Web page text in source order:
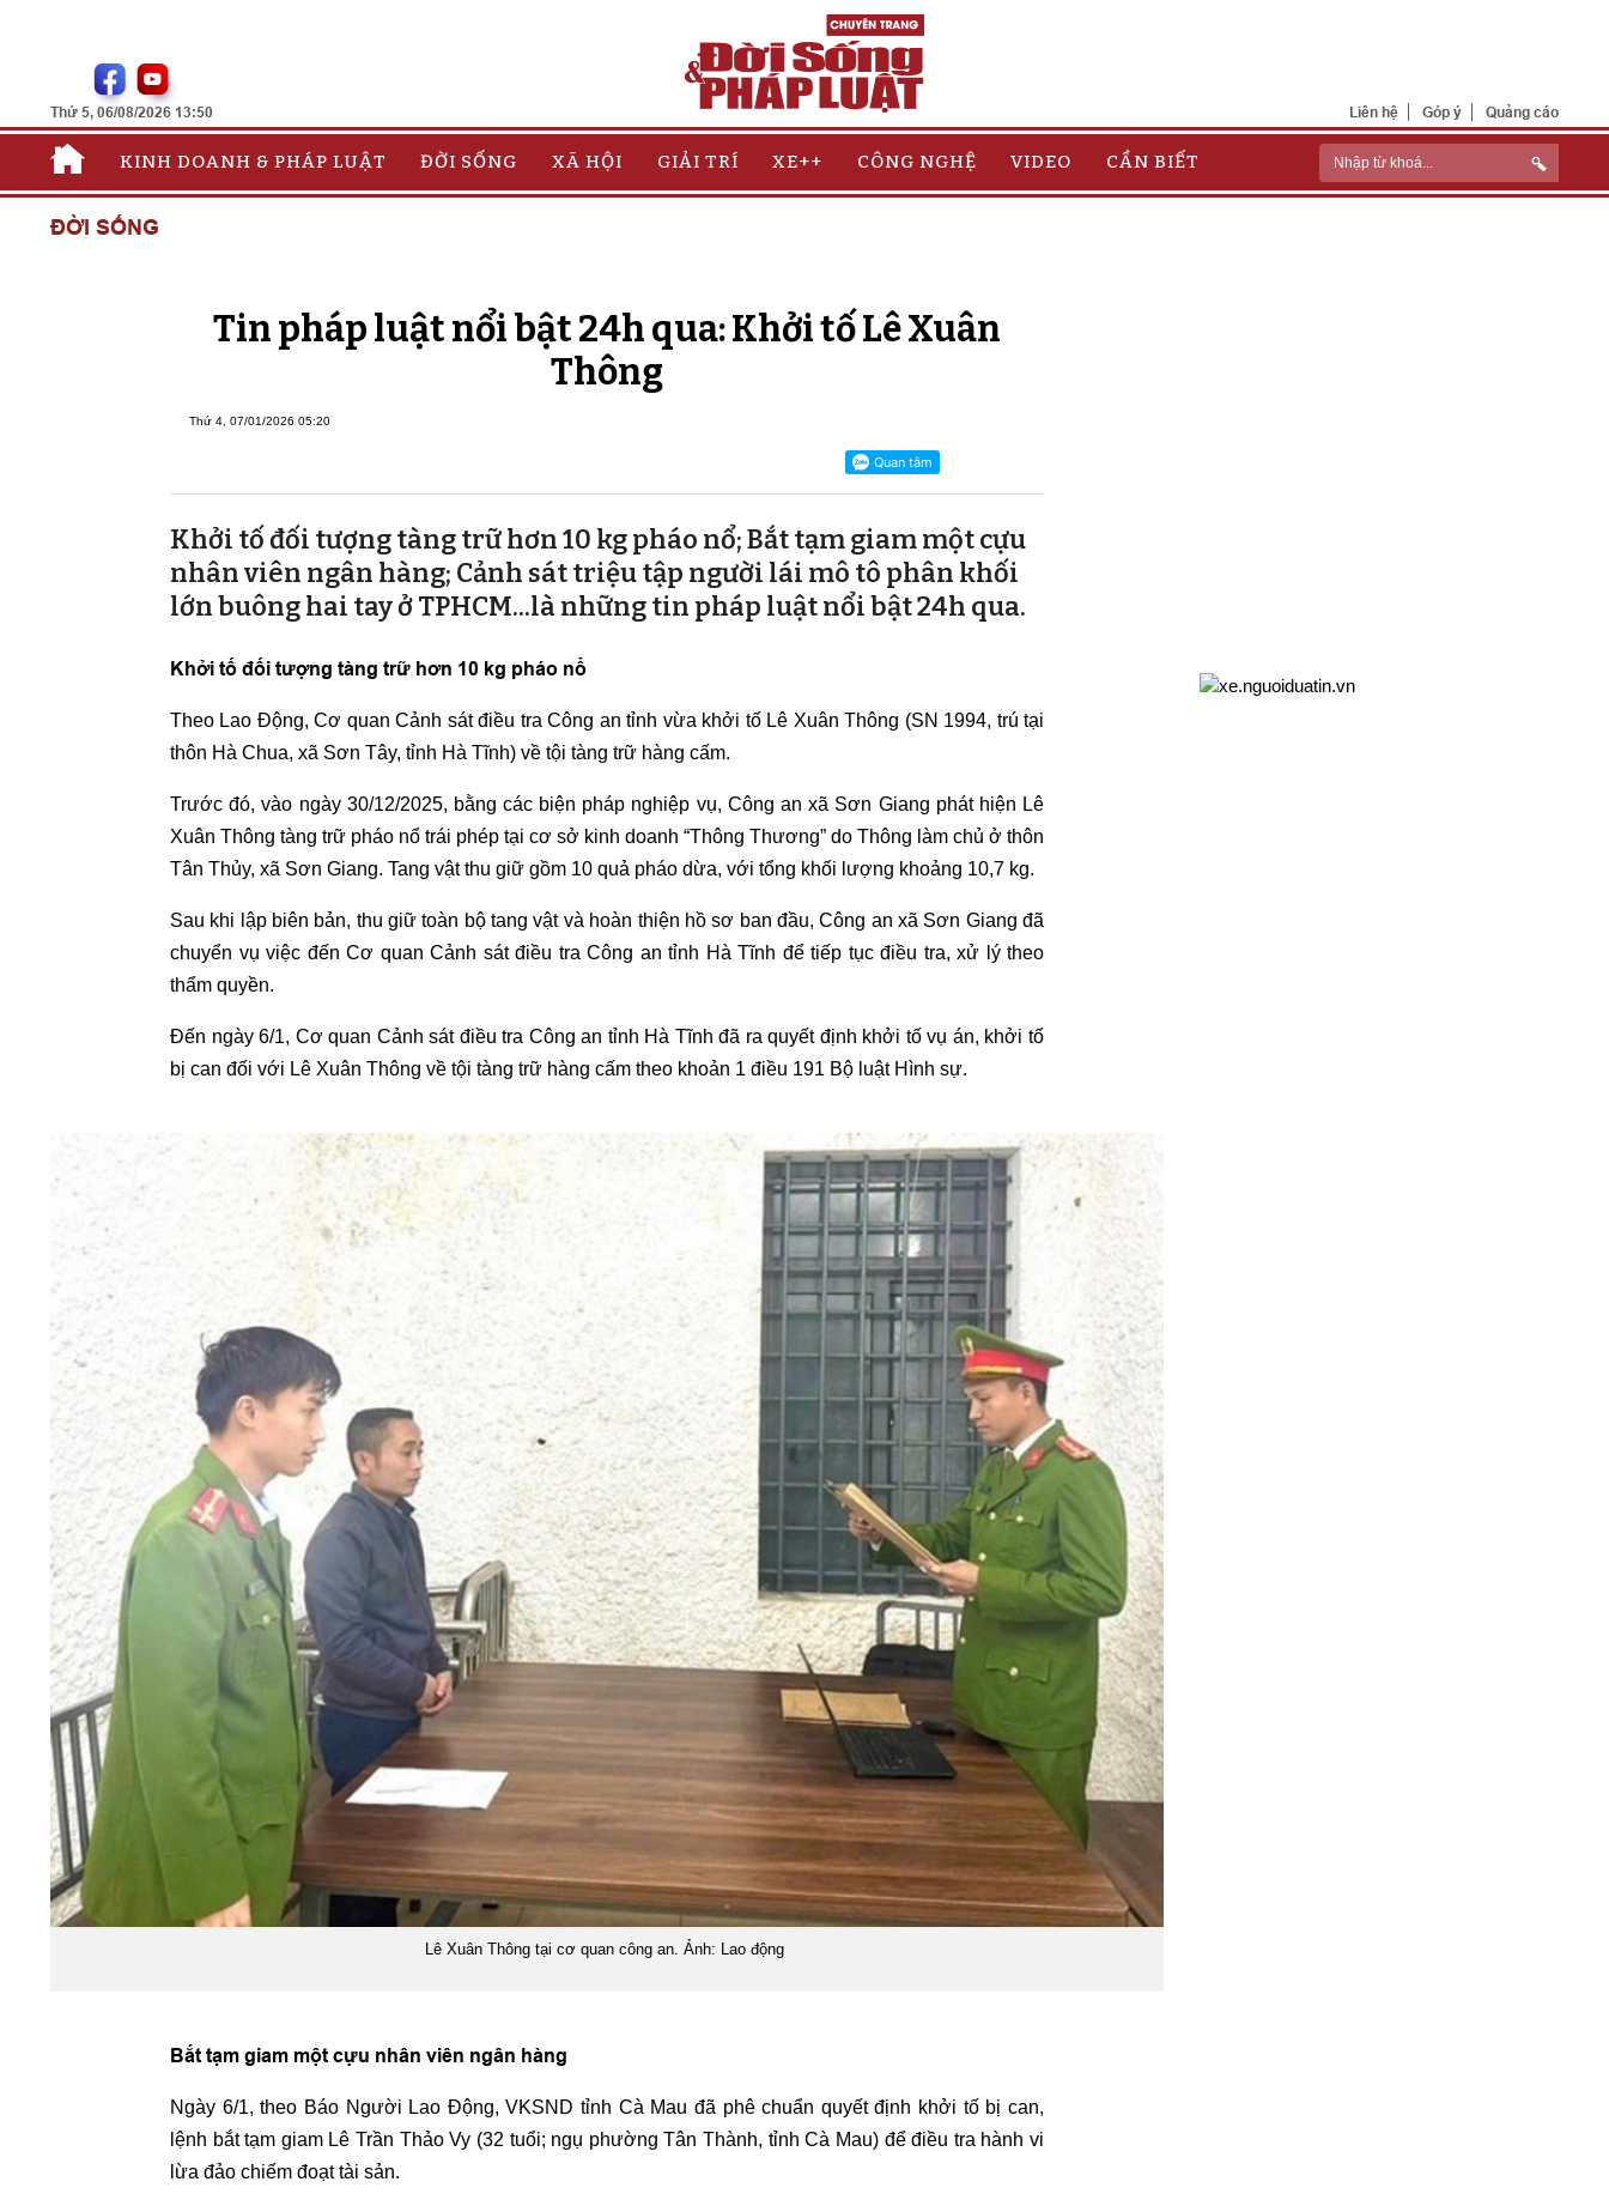
Thứ 5, 06/08/2026 13:50 Liên hệ Góp ý Quảng cáo
KINH DOANH & PHÁP LUẬT ĐỜI SỐNG XÃ HỘI GIẢI TRÍ XE++ CÔNG NGHỆ VIDEO CẦN BIẾT
ĐỜI SỐNG
Tin pháp luật nổi bật 24h qua: Khởi tố Lê Xuân
Thông
Thứ 4, 07/01/2026 05:20
Khởi tố đối tượng tàng trữ hơn 10 kg pháo nổ; Bắt tạm giam một cựu
nhân viên ngân hàng; Cảnh sát triệu tập người lái mô tô phân khối
lớn buông hai tay ở TPHCM...là những tin pháp luật nổi bật 24h qua.
Khởi tố đối tượng tàng trữ hơn 10 kg pháo nổ
Theo Lao Động, Cơ quan Cảnh sát điều tra Công an tỉnh vừa khởi tố Lê Xuân Thông (SN 1994, trú tại
thôn Hà Chua, xã Sơn Tây, tỉnh Hà Tĩnh) về tội tàng trữ hàng cấm.
Trước đó, vào ngày 30/12/2025, bằng các biện pháp nghiệp vụ, Công an xã Sơn Giang phát hiện Lê
Xuân Thông tàng trữ pháo nổ trái phép tại cơ sở kinh doanh “Thông Thương” do Thông làm chủ ở thôn
Tân Thủy, xã Sơn Giang. Tang vật thu giữ gồm 10 quả pháo dừa, với tổng khối lượng khoảng 10,7 kg.
Sau khi lập biên bản, thu giữ toàn bộ tang vật và hoàn thiện hồ sơ ban đầu, Công an xã Sơn Giang đã
chuyển vụ việc đến Cơ quan Cảnh sát điều tra Công an tỉnh Hà Tĩnh để tiếp tục điều tra, xử lý theo
thẩm quyền.
Đến ngày 6/1, Cơ quan Cảnh sát điều tra Công an tỉnh Hà Tĩnh đã ra quyết định khởi tố vụ án, khởi tố
bị can đối với Lê Xuân Thông về tội tàng trữ hàng cấm theo khoản 1 điều 191 Bộ luật Hình sự.
Lê Xuân Thông tại cơ quan công an. Ảnh: Lao động
Bắt tạm giam một cựu nhân viên ngân hàng
Ngày 6/1, theo Báo Người Lao Động, VKSND tỉnh Cà Mau đã phê chuẩn quyết định khởi tố bị can,
lệnh bắt tạm giam Lê Trần Thảo Vy (32 tuổi; ngụ phường Tân Thành, tỉnh Cà Mau) để điều tra hành vi
lừa đảo chiếm đoạt tài sản.